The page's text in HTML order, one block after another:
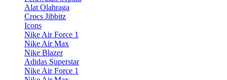
Alat Olahraga
Crocs Jibbitz
Icons
Nike Air Force 1
Nike Air Max
Nike Blazer
Adidas Superstar
Nike Air Force 1